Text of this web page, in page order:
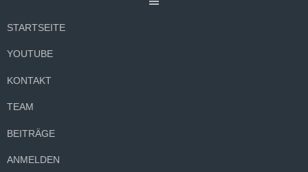
STARTSEITE
YOUTUBE
KONTAKT
TEAM
BEITRÄGE
ANMELDEN